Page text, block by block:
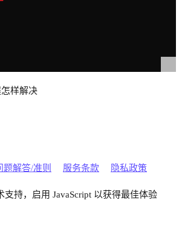
样解决
题解答/准则 服务条款 隐私政策
支持，启用 JavaScript 以获得最佳体验